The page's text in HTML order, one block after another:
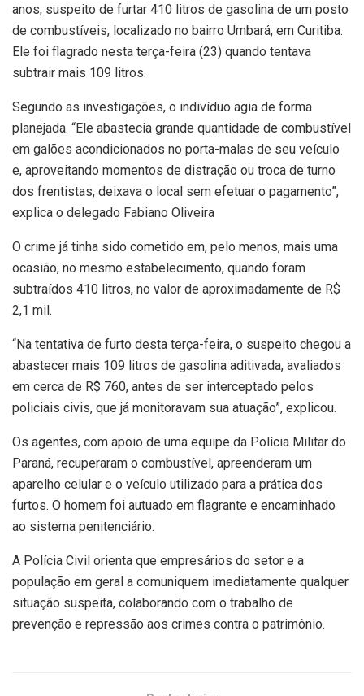
anos, suspeito de furtar 410 litros de gasolina de um posto
de combustíveis, localizado no bairro Umbará, em Curitiba.
Ele foi flagrado nesta terça-feira (23) quando tentava
subtrair mais 109 litros.
Segundo as investigações, o indivíduo agia de forma
planejada. “Ele abastecia grande quantidade de combustível
em galões acondicionados no porta-malas de seu veículo
e, aproveitando momentos de distração ou troca de turno
dos frentistas, deixava o local sem efetuar o pagamento”,
explica o delegado Fabiano Oliveira
O crime já tinha sido cometido em, pelo menos, mais uma
ocasião, no mesmo estabelecimento, quando foram
subtraídos 410 litros, no valor de aproximadamente de R$
2,1 mil.
“Na tentativa de furto desta terça-feira, o suspeito chegou a
abastecer mais 109 litros de gasolina aditivada, avaliados
em cerca de R$ 760, antes de ser interceptado pelos
policiais civis, que já monitoravam sua atuação”, explicou.
Os agentes, com apoio de uma equipe da Polícia Militar do
Paraná, recuperaram o combustível, apreenderam um
aparelho celular e o veículo utilizado para a prática dos
furtos. O homem foi autuado em flagrante e encaminhado
ao sistema penitenciário.
A Polícia Civil orienta que empresários do setor e a
população em geral a comuniquem imediatamente qualquer
situação suspeita, colaborando com o trabalho de
prevenção e repressão aos crimes contra o patrimônio.